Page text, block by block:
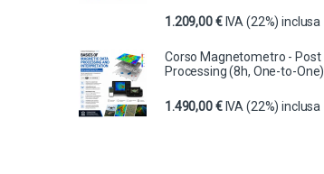
1.209,00€ IVA (22%) inclusa
Corso Magnetometro - Post
Processing (8h, One-to-One)
1.490,00€ IVA (22%) inclusa